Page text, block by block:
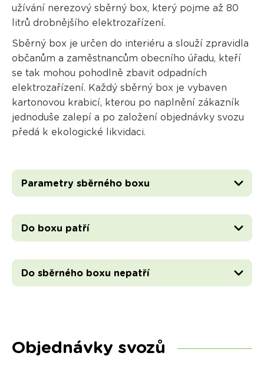
užívání nerezový sběrný box, který pojme až 80
litrů drobnějšího elektrozařízení.
Sběrný box je určen do interiéru a slouží zpravidla
občanům a zaměstnancům obecního úřadu, kteří
se tak mohou pohodlně zbavit odpadních
elektrozařízení. Každý sběrný box je vybaven
kartonovou krabicí, kterou po naplnění zákazník
jednoduše zalepí a po založení objednávky svozu
předá k ekologické likvidaci.
Parametry sběrného boxu
Do boxu patří
Do sběrného boxu nepatří
Objednávky svozů